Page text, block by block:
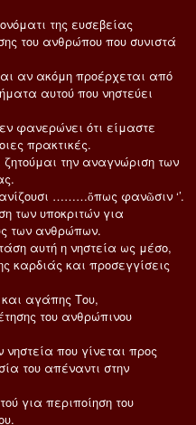
της ευσεβείας
του ανθρώπου που συνιστά
ακόμη προέρχεται από
αυτού που νηστεύει
ότι είμαστε
πρακτικές.
την αναγνώριση των
………ὅπως φανῶσιν ‘’.
υποκριτών για
των ανθρώπων.
αυτή η νηστεία ως μέσο,
καρδιάς και προσεγγίσεις
αγάπης Του,
του ανθρώπινου
που γίνεται προς
του απέναντι στην
για περιποίηση του